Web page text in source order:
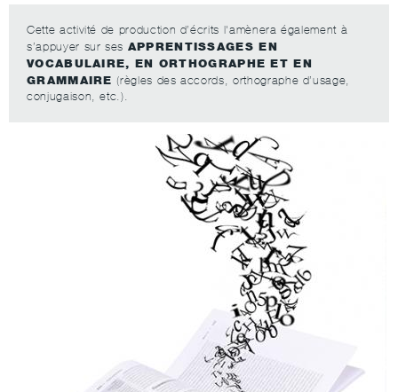
Cette activité de production d’écrits l'amènera également à
s’appuyer sur ses APPRENTISSAGES EN
VOCABULAIRE, EN ORTHOGRAPHE ET EN
GRAMMAIRE (règles des accords, orthographe d’usage,
conjugaison, etc.).